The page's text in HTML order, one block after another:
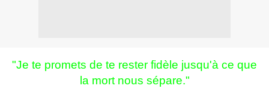
"Je te promets de te rester fidèle jusqu'à ce que
la mort nous sépare."